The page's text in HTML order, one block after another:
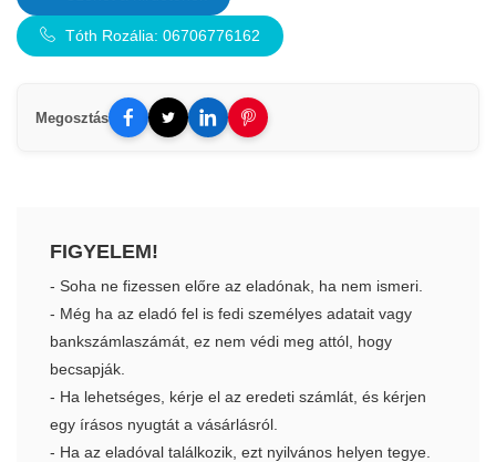
Tóth Rozália: 06706776162
Megosztás
FIGYELEM!
- Soha ne fizessen előre az eladónak, ha nem ismeri.
- Még ha az eladó fel is fedi személyes adatait vagy
bankszámlaszámát, ez nem védi meg attól, hogy
becsapják.
- Ha lehetséges, kérje el az eredeti számlát, és kérjen
egy írásos nyugtát a vásárlásról.
- Ha az eladóval találkozik, ezt nyilvános helyen tegye.